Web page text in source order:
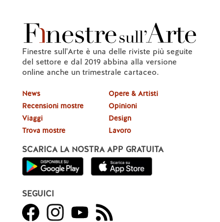
Finestre sull'Arte è una delle riviste più seguite
del settore e dal 2019 abbina alla versione
online anche un trimestrale cartaceo.
News
Recensioni mostre
Viaggi
Trova mostre
Opere & Artisti
Opinioni
Design
Lavoro
SCARICA LA NOSTRA APP GRATUITA
SEGUICI